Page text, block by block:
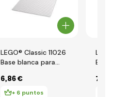
LEGO® Classic 11026
Base blanca para
6,86 €
+ 6 puntos
7